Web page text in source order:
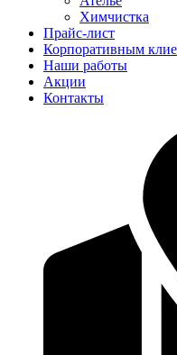
Химчистка
Прайс-лист
Корпоративным
Наши работы
Акции
Контакты